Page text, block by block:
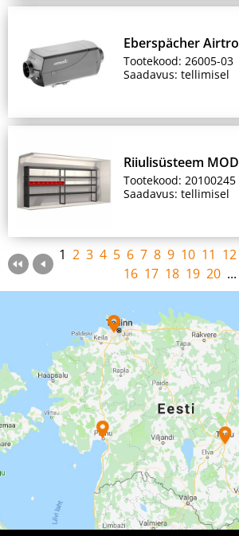
Eberspächer
Tootekood: 26005-03
Saadavus: tellimisel
Riiulisüsteem
Tootekood: 20100245
Saadavus: tellimisel
1 2 3 4 5 6 7 8 9 10 11 12
16 17 18 19 20 ...